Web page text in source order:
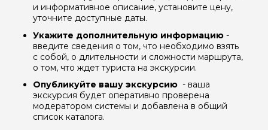
и информативное описание, установите цену,
уточните доступные даты.
Укажите дополнительную информацию -
введите сведения о том, что необходимо взять
с собой, о длительности и сложности маршрута,
о том, что ждет туриста на экскурсии.
Опубликуйте вашу экскурсию - ваша
экскурсия будет оперативно проверена
модератором системы и добавлена в общий
список каталога.
данных